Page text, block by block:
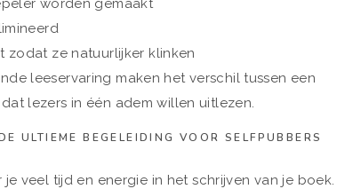
worden gemaakt
zodat ze natuurlijker klinken
leeservaring maken het verschil tussen een
lezers in één adem willen uitlezen.
ULTIEME BEGELEIDING VOOR SELFPUBBERS
veel tijd en energie in het schrijven van je boek.